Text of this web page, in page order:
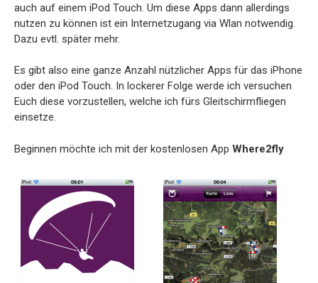
auch auf einem iPod Touch. Um diese Apps dann allerdings
nutzen zu können ist ein Internetzugang via Wlan notwendig.
Dazu evtl. später mehr.
Es gibt also eine ganze Anzahl nützlicher Apps für das iPhone
oder den iPod Touch. In lockerer Folge werde ich versuchen
Euch diese vorzustellen, welche ich fürs Gleitschirmfliegen
einsetze.
Beginnen möchte ich mit der kostenlosen App Where2fly